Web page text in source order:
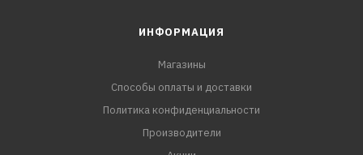
ИНФОРМАЦИЯ
Магазины
Способы оплаты и доставки
Политика конфиденциальности
Производители